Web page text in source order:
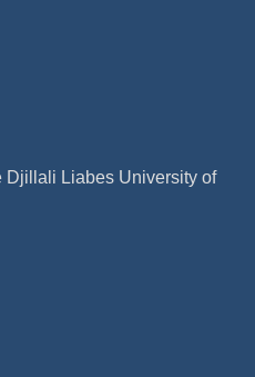
Djillali Liabes University of